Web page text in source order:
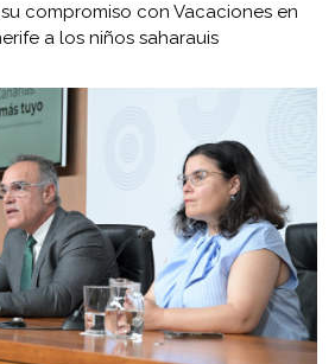
su compromiso con Vacaciones en
a los niños saharauis